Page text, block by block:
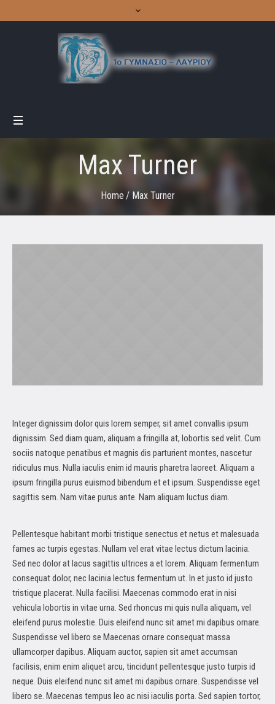
Max Turner
Home / Max Turner
Integer dignissim dolor quis lorem semper, sit amet convallis ipsum
dignissim. Sed diam quam, aliquam a fringilla at, lobortis sed velit. Cum
sociis natoque penatibus et magnis dis parturient montes, nascetur
ridiculus mus. Nulla iaculis enim id mauris pharetra laoreet. Aliquam a
ipsum fringilla purus euismod bibendum et et ipsum. Suspendisse eget
sagittis sem. Nam vitae purus ante. Nam aliquam luctus diam.
Pellentesque habitant morbi tristique senectus et netus et malesuada
fames ac turpis egestas. Nullam vel erat vitae lectus dictum lacinia.
Sed nec dolor at lacus sagittis ultrices a et lorem. Aliquam fermentum
consequat dolor, nec lacinia lectus fermentum ut. In et justo id justo
tristique placerat. Nulla facilisi. Maecenas commodo erat in nisi
vehicula lobortis in vitae urna. Sed rhoncus mi quis nulla aliquam, vel
eleifend purus molestie. Duis eleifend nunc sit amet mi dapibus ornare.
Suspendisse vel libero se Maecenas ornare consequat massa
ullamcorper dapibus. Aliquam auctor, sapien sit amet accumsan
facilisis, enim enim aliquet arcu, tincidunt pellentesque justo turpis id
neque. Duis eleifend nunc sit amet mi dapibus ornare. Suspendisse vel
libero se. Maecenas tempus leo ac nisi iaculis porta. Sed sapien tortor,